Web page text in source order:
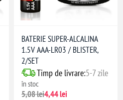
BATERIE SUPER-ALCALINA
1.5V AAA-LR03 / BLISTER,
2/SET
Timp de livrare:5-7 zile
în stoc
5,08 lei4,44 lei